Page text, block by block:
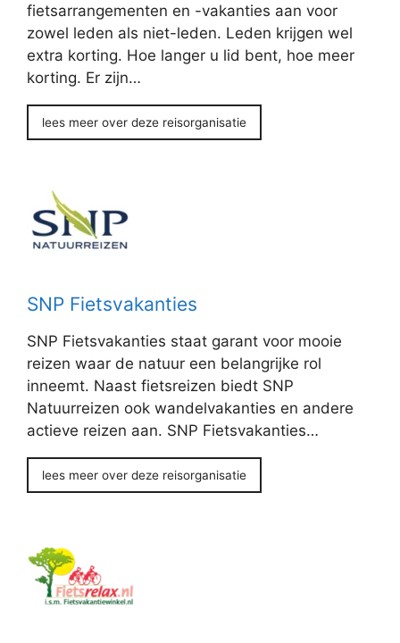
fietsarrangementen en -vakanties aan voor
zowel leden als niet-leden. Leden krijgen wel
extra korting. Hoe langer u lid bent, hoe meer
korting. Er zijn…
lees meer over deze reisorganisatie
SNP Fietsvakanties
SNP Fietsvakanties staat garant voor mooie
reizen waar de natuur een belangrijke rol
inneemt. Naast fietsreizen biedt SNP
Natuurreizen ook wandelvakanties en andere
actieve reizen aan. SNP Fietsvakanties…
lees meer over deze reisorganisatie